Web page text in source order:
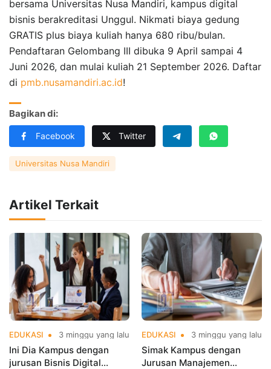
bersama Universitas Nusa Mandiri, kampus digital
bisnis berakreditasi Unggul. Nikmati biaya gedung
GRATIS plus biaya kuliah hanya 680 ribu/bulan.
Pendaftaran Gelombang III dibuka 9 April sampai 4
Juni 2026, dan mulai kuliah 21 September 2026. Daftar
di pmb.nusamandiri.ac.id!
Bagikan di:
Facebook Twitter
Universitas Nusa Mandiri
Artikel Terkait
EDUKASI 3 minggu yang lalu
Ini Dia Kampus dengan
jurusan Bisnis Digital
EDUKASI 3 minggu yang lalu
Simak Kampus dengan
Jurusan Manajemen